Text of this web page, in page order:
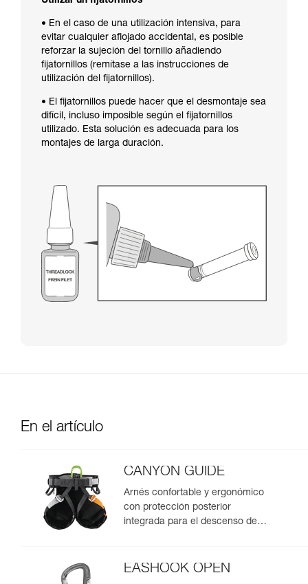
• En el caso de una utilización intensiva, para
evitar cualquier aflojado accidental, es posible
reforzar la sujeción del tornillo añadiendo
fijatornillos (remítase a las instrucciones de
utilización del fijatornillos).
• El fijatornillos puede hacer que el desmontaje sea
difícil, incluso imposible según el fijatornillos
utilizado. Esta solución es adecuada para los
montajes de larga duración.
En el artículo
CANYON GUIDE
Arnés confortable y ergonómico
con protección posterior
integrada para el descenso de
EASHOOK OPEN